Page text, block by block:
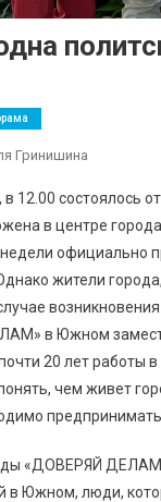
Гринишина
в 12.00 состоялось
в центре города
официально
жители
в Южном
20 лет работы
чем живет
«ДОВЕРЯЙ
в Южном, люди,